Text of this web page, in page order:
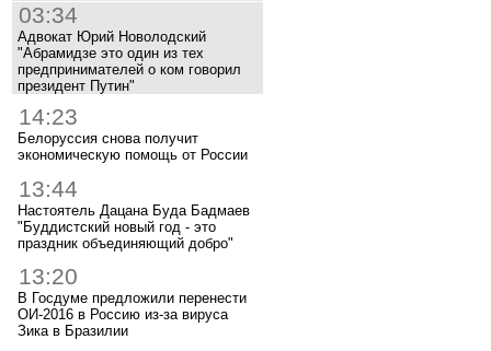
03:34
Адвокат Юрий Новолодский
"Абрамидзе это один из тех
предпринимателей о ком говорил
президент Путин"
14:23
Белоруссия снова получит
экономическую помощь от России
13:44
Настоятель Дацана Буда Бадмаев
"Буддистский новый год - это
праздник объединяющий добро"
13:20
В Госдуме предложили перенести
ОИ-2016 в Россию из-за вируса
Зика в Бразилии